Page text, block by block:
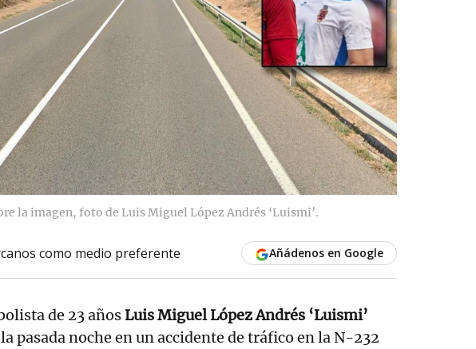
la imagen, foto de Luis Miguel López Andrés ‘Luismi’.
como medio preferente Añádenos en Google
de 23 añosLuis Miguel López Andrés ‘Luismi’
pasada noche en un accidente de tráfico en la N-232